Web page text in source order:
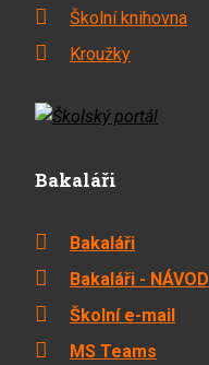
Školní knihovna
Kroužky
Bakaláři
Bakaláři
Bakaláři - NÁVOD
Školní e-mail
MS Teams